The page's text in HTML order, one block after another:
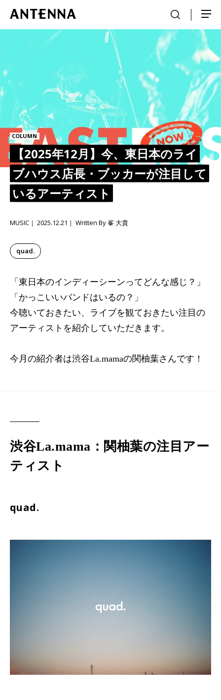
COLUMN
【2025年12月】今、東日本のライ
ブハウス店長・ブッカーが注目して
いるアーティスト
「東日本のインディーシーンってどんな感じ？」
「かっこいいバンドはいるの？」
今聴いておきたい、ライブを観ておきたい注目の
アーティストを紹介していただきます。
今月の紹介者は渋谷La.mamaの関柚葉さんです！
quad.
MUSIC 2025.12.21 Written By 峯 大貴
渋谷La.mama：関柚葉の注目アー
ティスト
quad.